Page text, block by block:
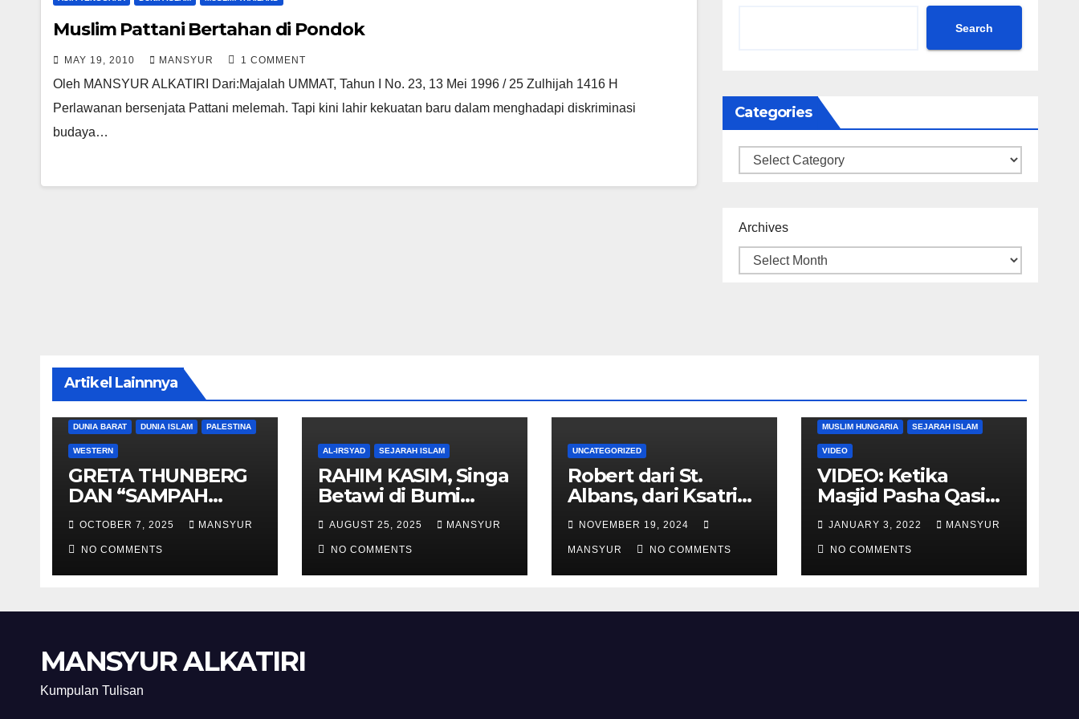
Muslim Pattani Bertahan di Pondok
MAY 19, 2010 MANSYUR 1 COMMENT
Oleh MANSYUR ALKATIRI Dari:Majalah UMMAT, Tahun I No. 23, 13 Mei 1996 / 25 Zulhijah 1416 H
Perlawanan bersenjata Pattani melemah. Tapi kini lahir kekuatan baru dalam menghadapi diskriminasi
budaya…
Search
Categories
Categories
Archives
Artikel Lainnnya
DUNIA BARAT DUNIA ISLAM PALESTINA
WESTERN
GRETA THUNBERG
DAN “SAMPAH
BERSORBAN”
OCTOBER 7, 2025 MANSYUR
NO COMMENTS
AL-IRSYAD SEJARAH ISLAM
RAHIM KASIM, Singa
Betawi di Bumi
Andalas
AUGUST 25, 2025 MANSYUR
NO COMMENTS
UNCATEGORIZED
Robert dari St.
Albans, dari Ksatria
Templar Menjadi
Komandan Pasukan
Shalahuddin
Merebut Kembali
NOVEMBER 19, 2024
MANSYUR NO COMMENTS
DUNIA BARAT DUNIA ISLAM
MUSLIM HUNGARIA SEJARAH ISLAM
VIDEO
VIDEO: Ketika
Masjid Pasha Qasim
Diubah Menjadi
Gereja Katolik di
Pecs, Hungaria
JANUARY 3, 2022 MANSYUR
NO COMMENTS
MANSYUR ALKATIRI
Kumpulan Tulisan